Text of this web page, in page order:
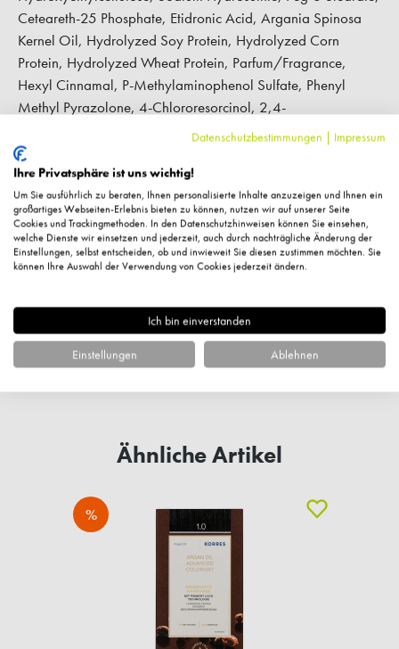
Ceteareth-25 Phosphate, Etidronic Acid, Argania Spinosa
Kernel Oil, Hydrolyzed Soy Protein, Hydrolyzed Corn
Protein, Hydrolyzed Wheat Protein, Parfum/Fragrance,
Hexyl Cinnamal, P-Methylaminophenol Sulfate, Phenyl
Methyl Pyrazolone, 4-Chlororesorcinol, 2,4-
Diaminophenoxyethanol Sulfate
Hersteller-Kontaktinformationen
Kundenbewertungen
Fragen zum Artikel?
Ähnliche Artikel
%
Datenschutzbestimmungen | Impressum
Ihre Privatsphäre ist uns wichtig!
Um Sie ausführlich zu beraten, Ihnen personalisierte Inhalte anzuzeigen und Ihnen ein
großartiges Webseiten-Erlebnis bieten zu können, nutzen wir auf unserer Seite
Cookies und Trackingmethoden. In den Datenschutzhinweisen können Sie einsehen,
welche Dienste wir einsetzen und jederzeit, auch durch nachträgliche Änderung der
Einstellungen, selbst entscheiden, ob und inwieweit Sie diesen zustimmen möchten. Sie
können Ihre Auswahl der Verwendung von Cookies jederzeit ändern.
Ich bin einverstanden
Einstellungen Ablehnen